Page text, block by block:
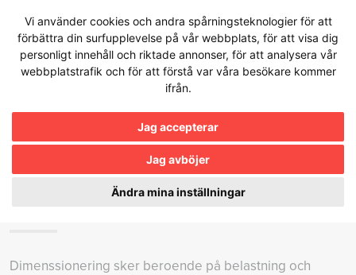
Vi använder cookies och andra spårningsteknologier för att
förbättra din surfupplevelse på vår webbplats, för att visa dig
personligt innehåll och riktade annonser, för att analysera vår
webbplatstrafik och för att förstå var våra besökare kommer
ifrån.
Jag accepterar
Jag avböjer
Ändra mina inställningar
innehållet
Kunskapsbanken
HUR VÄLJER MAN RÄTT DIAMETER PÅ
EN TRUMMOTOR?
Dimenssionering sker beroende på belastning och